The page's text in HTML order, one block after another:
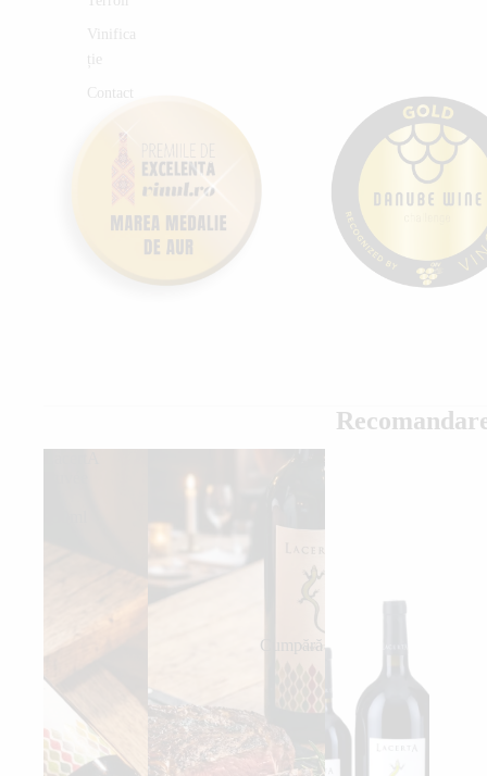
Vinifica
ție
Contact
Cumpără